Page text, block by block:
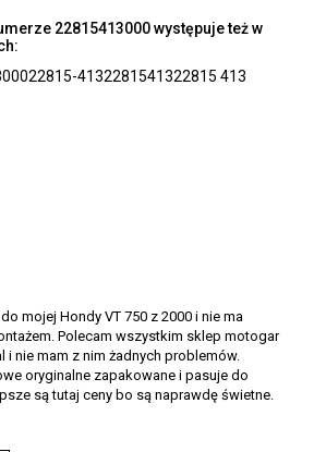
22815413000 występuje też w
22815-4132281541322815 413
mojej Hondy VT 750 z 2000 i nie ma
Polecam wszystkim sklep motogar
i nie mam z nim żadnych problemów.
oryginalne zapakowane i pasuje do
są tutaj ceny bo są naprawdę świetne.